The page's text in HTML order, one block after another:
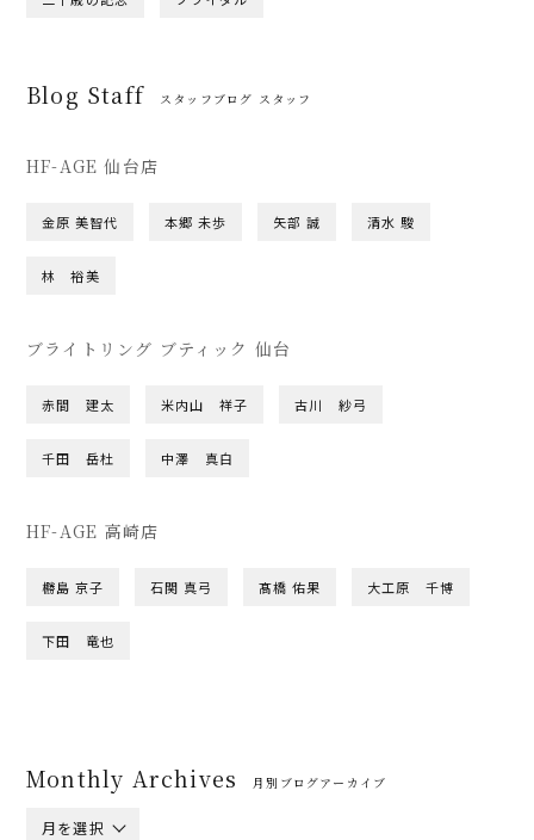
Blog Staff スタッフブログ スタッフ
HF-AGE 仙台店
金原 美智代 本郷 未歩 矢部 誠 清水 駿
林 裕美
ブライトリング ブティック 仙台
赤間 建太 米内山 祥子 古川 紗弓
千田 岳杜 中澤 真白
HF-AGE 高崎店
橳島 京子 石関 真弓 髙橋 佑果 大工原 千博
下田 竜也
Monthly Archives 月別ブログアーカイブ
月を選択